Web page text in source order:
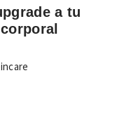
a tu